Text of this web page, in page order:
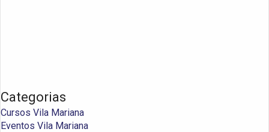
Categorias
Cursos Vila Mariana
Eventos Vila Mariana